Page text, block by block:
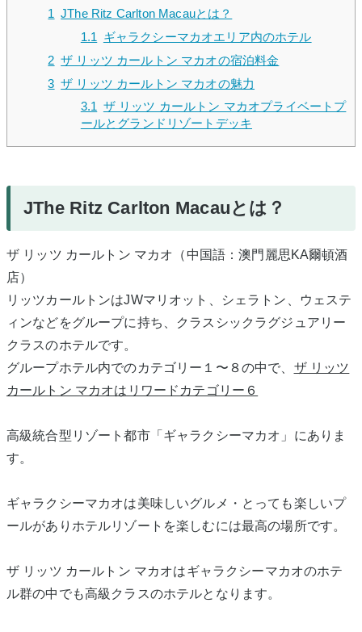
1 JThe Ritz Carlton Macauとは？
1.1 ギャラクシーマカオエリア内のホテル
2 ザ リッツ カールトン マカオの宿泊料金
3 ザ リッツ カールトン マカオの魅力
3.1 ザ リッツ カールトン マカオプライベートプ
ールとグランドリゾートデッキ
JThe Ritz Carlton Macauとは？
ザ リッツ カールトン マカオ（中国語：澳門麗思KA爾頓酒
店）
リッツカールトンはJWマリオット、シェラトン、ウェステ
ィンなどをグループに持ち、クラスシックラグジュアリー
クラスのホテルです。
グループホテル内でのカテゴリー１〜８の中で、 ザ リッツ
カールトン マカオはリワードカテゴリー６
高級統合型リゾート都市「ギャラクシーマカオ」にありま
す。
ギャラクシーマカオは美味しいグルメ・とっても楽しいプ
ールがありホテルリゾートを楽しむには最高の場所です。
ザ リッツ カールトン マカオはギャラクシーマカオのホテ
ル群の中でも高級クラスのホテルとなります。